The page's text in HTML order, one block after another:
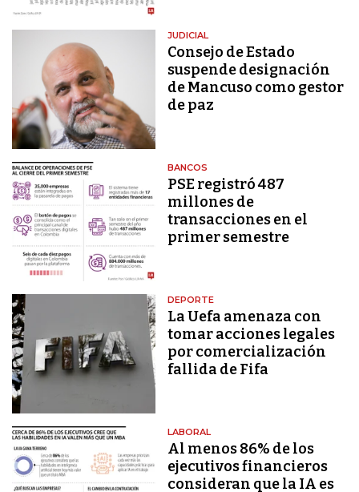
JUDICIAL
Consejo de Estado
suspende designación
de Mancuso como gestor
de paz
BANCOS
PSE registró 487
millones de
transacciones en el
primer semestre
DEPORTE
La Uefa amenaza con
tomar acciones legales
por comercialización
fallida de Fifa
LABORAL
Al menos 86% de los
ejecutivos financieros
consideran que la IA es